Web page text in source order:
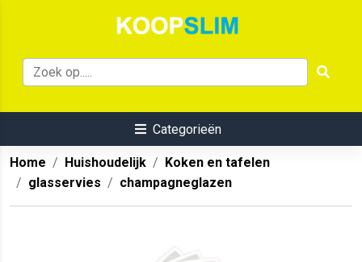
Categorieën
Home Huishoudelijk
Koken en tafelen
glasservies
champagneglazen